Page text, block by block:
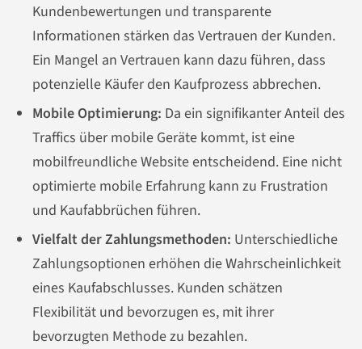
Kundenbewertungen und transparente
Informationen stärken das Vertrauen der Kunden.
Ein Mangel an Vertrauen kann dazu führen, dass
potenzielle Käufer den Kaufprozess abbrechen.
Mobile Optimierung: Da ein signifikanter Anteil des
Traffics über mobile Geräte kommt, ist eine
mobilfreundliche Website entscheidend. Eine nicht
optimierte mobile Erfahrung kann zu Frustration
und Kaufabbrüchen führen.
Vielfalt der Zahlungsmethoden: Unterschiedliche
Zahlungsoptionen erhöhen die Wahrscheinlichkeit
eines Kaufabschlusses. Kunden schätzen
Flexibilität und bevorzugen es, mit ihrer
bevorzugten Methode zu bezahlen.